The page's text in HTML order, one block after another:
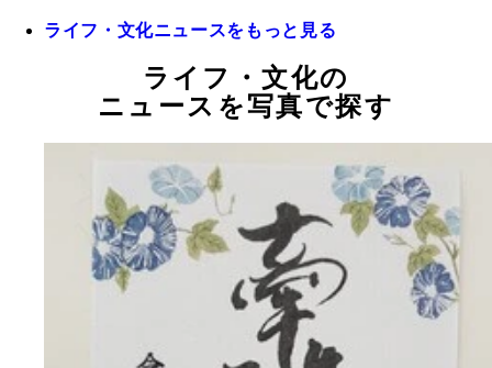
ライフ・文化ニュースをもっと見る
ライフ・文化の
ニュースを写真で探す